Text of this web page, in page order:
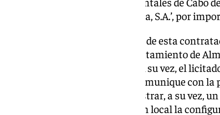
adjudicado a la empresa ‘Darrera, S.A.’, por
De acuerdo con las condiciones de esta
instalada por personal del Ayuntamiento de
a determinar de Cabo de Gata. A su vez, el
configurarla para que ésta se comunique con
mediante tarjeta SIM y suministrar, a su vez, un
permita mediante una conexión local la